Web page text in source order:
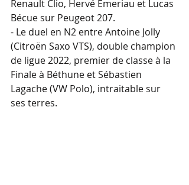
Renault Clio, Hervé Emeriau et Lucas
Bécue sur Peugeot 207.
- Le duel en N2 entre Antoine Jolly
(Citroën Saxo VTS), double champion
de ligue 2022, premier de classe à la
Finale à Béthune et Sébastien
Lagache (VW Polo), intraitable sur
ses terres.